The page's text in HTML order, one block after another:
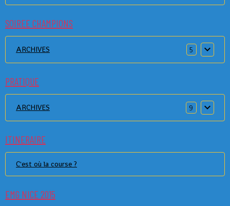
SOIREE CHAMPIONS
ARCHIVES 5
PRATIQUE
ARCHIVES 9
ITINERAIRE
C'est où la course ?
EMG NICE 2015